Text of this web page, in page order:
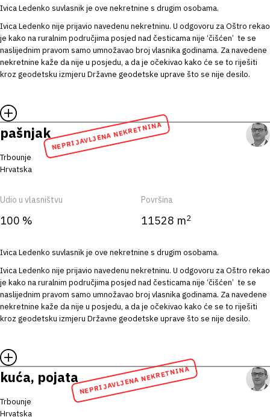
Ivica Ledenko suvlasnik je ove nekretnine s drugim osobama.
Ivica Ledenko nije prijavio navedenu nekretninu. U odgovoru za Oštro rekao
je kako na ruralnim područjima posjed nad česticama nije ‘čišćen’ te se
naslijednim pravom samo umnožavao broj vlasnika godinama. Za navedene
nekretnine kaže da nije u posjedu, a da je očekivao kako će se to riješiti
kroz geodetsku izmjeru Državne geodetske uprave što se nije desilo.
pašnjakNEPRIJAVLJENA NEKRETNINA
Trbounje
Hrvatska
Udio u vlasništvu
100 %
Površina
11528 m2
Ivica Ledenko suvlasnik je ove nekretnine s drugim osobama.
Ivica Ledenko nije prijavio navedenu nekretninu. U odgovoru za Oštro rekao
je kako na ruralnim područjima posjed nad česticama nije ‘čišćen’ te se
naslijednim pravom samo umnožavao broj vlasnika godinama. Za navedene
nekretnine kaže da nije u posjedu, a da je očekivao kako će se to riješiti
kroz geodetsku izmjeru Državne geodetske uprave što se nije desilo.
kuća, pojataNEPRIJAVLJENA NEKRETNINA
Trbounje
Hrvatska